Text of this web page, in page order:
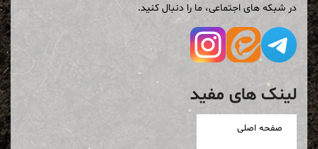
در شبکه های اجتماعی، ما را دنبال کنید.
لینک های مفید
صفحه اصلی